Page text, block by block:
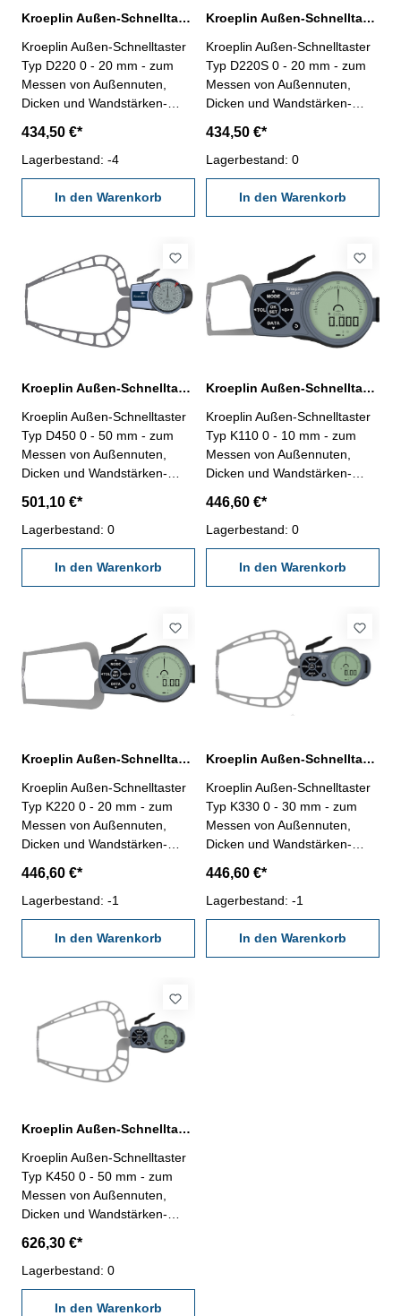
Kroeplin Außen-Schnelltaster D220 0 - 20 mm Messbereich analog
Kroeplin Außen-Schnelltaster
Typ D220 0 - 20 mm - zum
Messen von Außennuten,
Dicken und Wandstärken-
Messspanne 20 mm-
mechanisches / analoges
Außenmessgerät- leichte
Justage durch drehbares
Gehäuse- 1 fester- und 1
verstellbaren Toleranzmarken-
Schutzklasse IP65- inklusive
Prüfzertifikat
434,50 €*
Lagerbestand: -4
In den Warenkorb
Kroeplin Außen-Schnelltaster D220S 0 - 20 mm Messbereich analog
Kroeplin Außen-Schnelltaster
Typ D220S 0 - 20 mm - zum
Messen von Außennuten,
Dicken und Wandstärken-
Messspanne 20 mm-
mechanisches / analoges
Außenmessgerät- leichte
Justage durch drehbares
Gehäuse- 1 fester- und 1
verstellbaren Toleranzmarken-
Schutzklasse IP65- inklusive
Prüfzertifikat
434,50 €*
Lagerbestand: 0
In den Warenkorb
Kroeplin Außen-Schnelltaster D450 0 - 50 mm Messbereich analog
Kroeplin Außen-Schnelltaster
Typ D450 0 - 50 mm - zum
Messen von Außennuten,
Dicken und Wandstärken-
Messspanne 50 mm-
mechanisches / analoges
Außenmessgerät- leichte
Justage durch drehbares
Gehäuse- 1 fester- und 1
verstellbaren Toleranzmarken-
Schutzklasse IP65- inklusive
Prüfzertifikat
501,10 €*
Lagerbestand: 0
In den Warenkorb
Kroeplin Außen-Schnelltaster K110 0 - 10 mm Messbereich digital
Kroeplin Außen-Schnelltaster
Typ K110 0 - 10 mm - zum
Messen von Außennuten,
Dicken und Wandstärken-
Messspanne 10 mm-
elektronisches / digitales
Außenmessgerät- 1 fester-
und 1 beweglicher Messarm-
große Kontrastreiche LCD-
und Skalenanzeige- mm/inch-
Umschaltung- Messmodus
ABSOLUT-
Messwertklassierung (rot/grün
Anzeige)- Schutzklasse IP67-
446,60 €*
Lagerbestand: 0
In den Warenkorb
Kroeplin Außen-Schnelltaster K220 0 - 20 mm Messbereich digital
Kroeplin Außen-Schnelltaster
Typ K220 0 - 20 mm - zum
Messen von Außennuten,
Dicken und Wandstärken-
Messspanne 20 mm-
elektronisches / digitales
Außenmessgerät- 1 fester-
und 1 beweglicher Messarm-
große Kontrastreiche LCD-
und Skalenanzeige- mm/inch-
Umschaltung- Messmodus
ABSOLUT-
Messwertklassierung (rot/grün
Anzeige)- Schutzklasse IP67-
inklusive Prüfzertifikat
446,60 €*
Lagerbestand: -1
In den Warenkorb
Kroeplin Außen-Schnelltaster K330 0 - 30 mm Messbereich digital
Kroeplin Außen-Schnelltaster
Typ K330 0 - 30 mm - zum
Messen von Außennuten,
Dicken und Wandstärken-
Messspanne 30 mm-
elektronisches / digitales
Außenmessgerät- 1 fester-
und 1 beweglicher Messarm-
große Kontrastreiche LCD-
446,60 €*
Lagerbestand: -1
In den Warenkorb
Kroeplin Außen-Schnelltaster K450 0 - 50 mm Messbereich digital
Kroeplin Außen-Schnelltaster
Typ K450 0 - 50 mm - zum
Messen von Außennuten,
Dicken und Wandstärken-
Messspanne 50 mm-
elektronisches / digitales
Außenmessgerät- 1 fester-
und 1 beweglicher Messarm-
626,30 €*
Lagerbestand: 0
In den Warenkorb